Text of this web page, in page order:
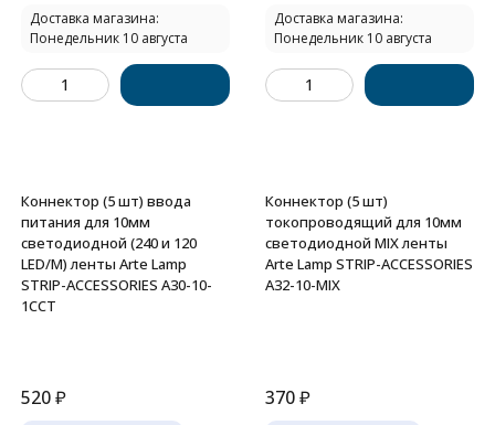
Доставка магазина:
Понедельник 10 августа
Доставка магазина:
Понедельник 10 августа
Коннектор (5 шт) ввода
питания для 10мм
светодиодной (240 и 120
LED/M) ленты Arte Lamp
STRIP-ACCESSORIES A30-10-
1CCT
520₽
Коннектор (5 шт)
токопроводящий для 10мм
светодиодной MIX ленты
Arte Lamp STRIP-ACCESSORIES
A32-10-MIX
370₽